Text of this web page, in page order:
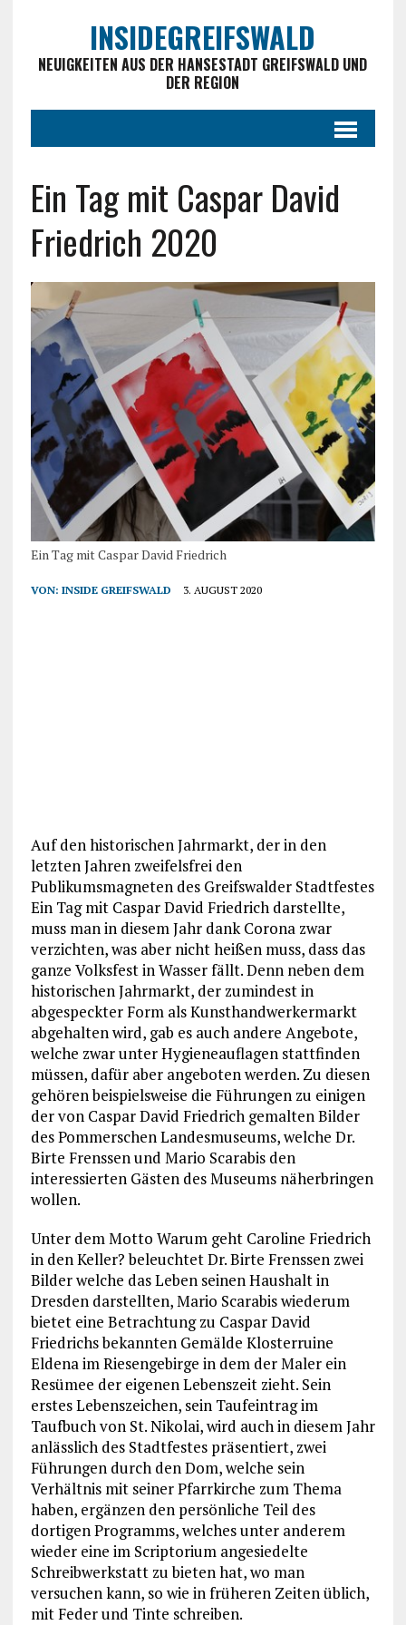
INSIDEGREIFSWALD
NEUIGKEITEN AUS DER HANSESTADT GREIFSWALD UND
DER REGION
Ein Tag mit Caspar David
Friedrich 2020
Ein Tag mit Caspar David Friedrich
VON: INSIDE GREIFSWALD 3. AUGUST 2020
Auf den historischen Jahrmarkt, der in den
letzten Jahren zweifelsfrei den
Publikumsmagneten des Greifswalder Stadtfestes
Ein Tag mit Caspar David Friedrich darstellte,
muss man in diesem Jahr dank Corona zwar
verzichten, was aber nicht heißen muss, dass das
ganze Volksfest in Wasser fällt. Denn neben dem
historischen Jahrmarkt, der zumindest in
abgespeckter Form als Kunsthandwerkermarkt
abgehalten wird, gab es auch andere Angebote,
welche zwar unter Hygieneauflagen stattfinden
müssen, dafür aber angeboten werden. Zu diesen
gehören beispielsweise die Führungen zu einigen
der von Caspar David Friedrich gemalten Bilder
des Pommerschen Landesmuseums, welche Dr.
Birte Frenssen und Mario Scarabis den
interessierten Gästen des Museums näherbringen
wollen.
Unter dem Motto Warum geht Caroline Friedrich
in den Keller? beleuchtet Dr. Birte Frenssen zwei
Bilder welche das Leben seinen Haushalt in
Dresden darstellten, Mario Scarabis wiederum
bietet eine Betrachtung zu Caspar David
Friedrichs bekannten Gemälde Klosterruine
Eldena im Riesengebirge in dem der Maler ein
Resümee der eigenen Lebenszeit zieht. Sein
erstes Lebenszeichen, sein Taufeintrag im
Taufbuch von St. Nikolai, wird auch in diesem Jahr
anlässlich des Stadtfestes präsentiert, zwei
Führungen durch den Dom, welche sein
Verhältnis mit seiner Pfarrkirche zum Thema
haben, ergänzen den persönliche Teil des
dortigen Programms, welches unter anderem
wieder eine im Scriptorium angesiedelte
Schreibwerkstatt zu bieten hat, wo man
versuchen kann, so wie in früheren Zeiten üblich,
mit Feder und Tinte schreiben.